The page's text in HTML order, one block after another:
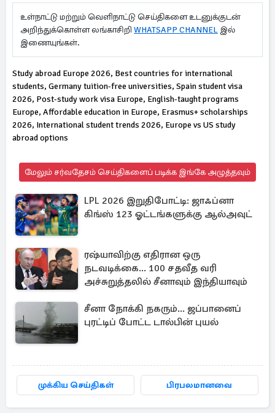
உள்நாட்டு மற்றும் வெளிநாட்டு செய்திகளை உடனுக்குடன்
அறிந்துக்கொள்ள லங்காசிறி WHATSAPP CHANNEL இல்
இணையுங்கள்.
Study abroad Europe 2026, Best countries for international
students, Germany tuition-free universities, Spain student visa
2026, Post-study work visa Europe, English-taught programs
Europe, Affordable education in Europe, Erasmus+ scholarships
2026, International student trends 2026, Europe vs US study
abroad options
மேலும் சர்வதேசம் செய்திகளைப் படிக்க இங்கே அழுத்தவும்
LPL 2026 இறுதிபோட்டி: ஜாஃப்னா
கிங்ஸ் 123 ஓட்டங்களுக்கு ஆல்அவுட்
ரஷ்யாவிற்கு எதிரான ஒரு
நடவடிக்கை... 100 சதவீத வரி
அச்சுறுத்தலில் சீனாவும் இந்தியாவும்
சீனா நோக்கி நகரும்... ஜப்பானைப்
புரட்டிப் போட்ட டால்பின் புயல்
முக்கிய செய்திகள் பிரபலமானவை